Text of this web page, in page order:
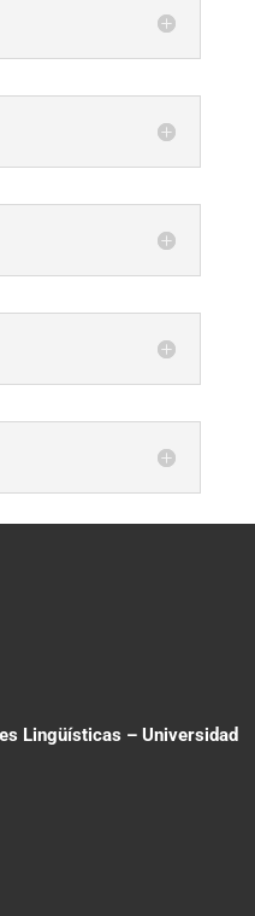
Lingüísticas – Universidad